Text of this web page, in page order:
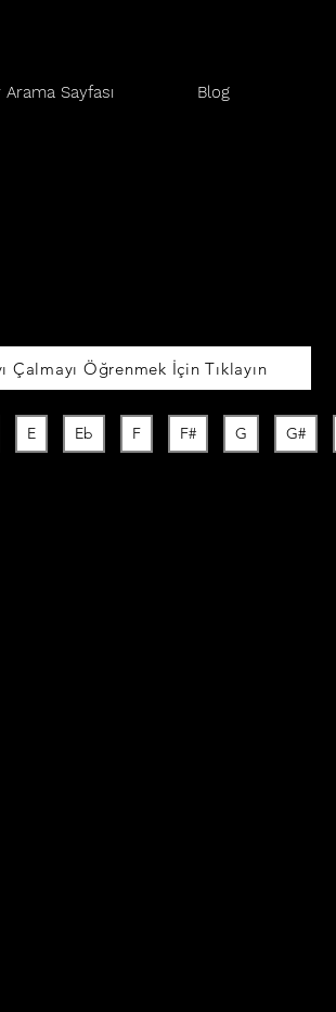
Sayfası Blog
Çalmayı Öğrenmek İçin Tıklayın
E Eb F F# G G#